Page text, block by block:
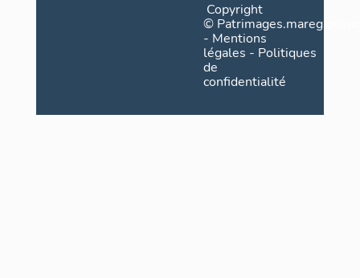
Copyright
©
- Mentions
légales - Politiques
de
confidentialité